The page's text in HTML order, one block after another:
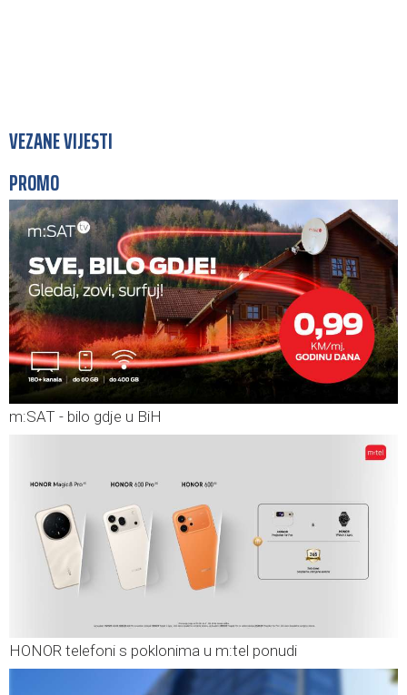
VEZANE VIJESTI
PROMO
m:SAT - bilo gdje u BiH
HONOR telefoni s poklonima u m:tel ponudi